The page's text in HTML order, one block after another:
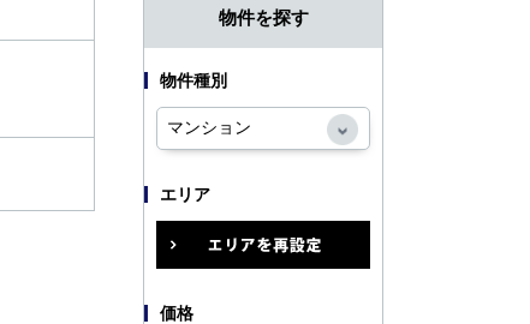
物件を探す
物件種別
エリア
価格